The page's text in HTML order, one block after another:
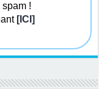
!
[ICI]